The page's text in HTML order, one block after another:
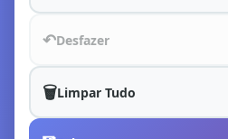
↶Desfazer
🗑️Limpar Tudo